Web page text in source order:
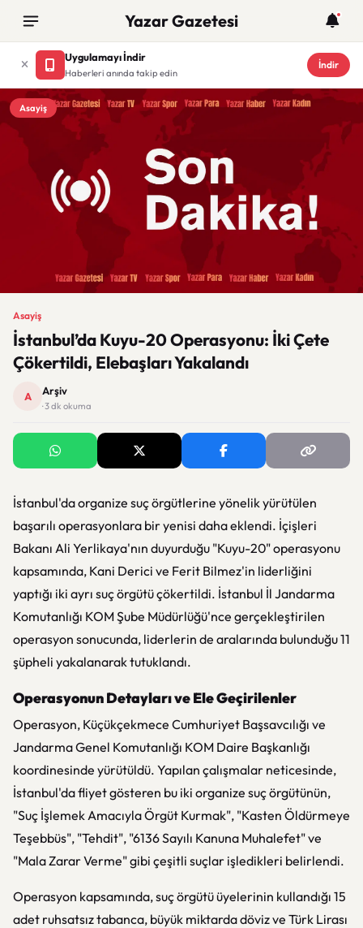
Yazar Gazetesi
Uygulamayı İndir
Haberleri anında takip edin
İndir
Asayiş
Asayiş
İstanbul’da Kuyu-20 Operasyonu: İki Çete
Çökertildi, Elebaşları Yakalandı
A Arşiv
· 3 dk okuma
İstanbul'da organize suç örgütlerine yönelik yürütülen
başarılı operasyonlara bir yenisi daha eklendi. İçişleri
Bakanı Ali Yerlikaya'nın duyurduğu "Kuyu-20" operasyonu
kapsamında, Kani Derici ve Ferit Bilmez'in liderliğini
yaptığı iki ayrı suç örgütü çökertildi. İstanbul İl Jandarma
Komutanlığı KOM Şube Müdürlüğü'nce gerçekleştirilen
operasyon sonucunda, liderlerin de aralarında bulunduğu 11
şüpheli yakalanarak tutuklandı.
Operasyonun Detayları ve Ele Geçirilenler
Operasyon, Küçükçekmece Cumhuriyet Başsavcılığı ve
Jandarma Genel Komutanlığı KOM Daire Başkanlığı
koordinesinde yürütüldü. Yapılan çalışmalar neticesinde,
İstanbul'da fliyet gösteren bu iki organize suç örgütünün,
"Suç İşlemek Amacıyla Örgüt Kurmak", "Kasten Öldürmeye
Teşebbüs", "Tehdit", "6136 Sayılı Kanuna Muhalefet" ve
"Mala Zarar Verme" gibi çeşitli suçlar işledikleri belirlendi.
Operasyon kapsamında, suç örgütü üyelerinin kullandığı 15
adet ruhsatsız tabanca, büyük miktarda döviz ve Türk Lirası